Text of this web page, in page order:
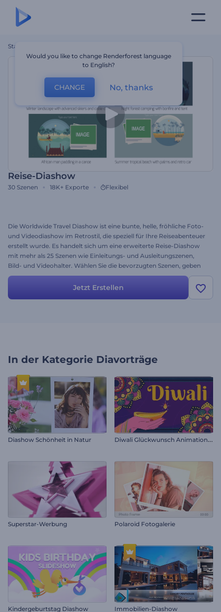
Startseite
Reise-Diashow
30 Szenen 18K+ Exporte Flexibel
Die Worldwide Travel Diashow ist eine bunte, helle, fröhliche Foto-
und Videodiashow im Retrostil, die speziell für Ihre Reiseabenteuer
erstellt wurde. Es handelt sich um eine erweiterte Reise-Diashow
mit mehr als 25 Szenen wie Einleitungs- und Ausleitungszenen,
Bild- und Videohalter. Wählen Sie die bevorzugten Szenen, geben
Sie Ihre Texte ein und Renderforest wird Ihre Videos und Fotos zu
tollen, unvergesslichen Filmen machen, die Sie gerne immer und
immer wieder anschauen möchten. Testen Sie die Vorlage noch
Jetzt Erstellen
In der Kategorie Diavorträge
Diashow Schönheit in Natur D
iwali Glückwunsch Animationen
Superstar-Werbung Polaroid Fotogalerie
Kindergeburtstag Diashow Immobilien-Diashow
Would you like to change Renderforest language
to English?
CHANGE No, thanks